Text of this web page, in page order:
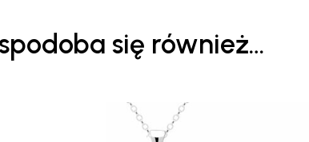
się również…